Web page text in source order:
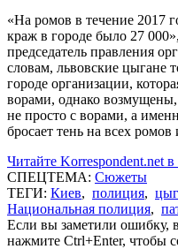
«На ромов в течение 2017
краж в городе было 27
председатель правления
словам, львовские цыгане
городе организации,
ворами, однако
не просто с ворами, а
бросает тень на всех
Читайте Korrespondent.net
СПЕЦТЕМА: Сюжеты
ТЕГИ: Киев, полиция,
Национальная полиция,
Если вы заметили ошибку,
нажмите Ctrl+Enter, чтобы